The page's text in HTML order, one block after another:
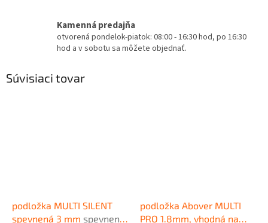
Kamenná predajňa
otvorená pondelok-piatok: 08:00 - 16:30 hod, po 16:30
hod a v sobotu sa môžete objednať.
Súvisiaci tovar
podložka MULTI SILENT
spevnená 3 mm spevnená
podložka Abover MULTI
PRO 1.8mm, vhodná na